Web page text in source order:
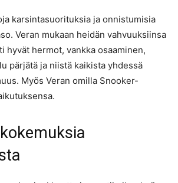
karsintasuorituksia ja onnistumisia
Veran mukaan heidän vahvuuksiinsa
hyvät hermot, vankka osaaminen,
pärjätä ja niistä kaikista yhdessä
Myös Veran omilla Snooker-